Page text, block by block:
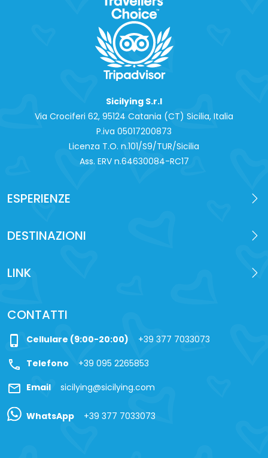
Sicilying S.r.l
Via Crociferi 62, 95124 Catania (CT) Sicilia, Italia
P.iva 0‍5017200873
Licenza T.O. n.101/S9/TUR/Sicilia
Ass. ERV n.64630084-RC17
ESPERIENZE
DESTINAZIONI
LINK
CONTATTI
phone_iphone Cellulare (9:00-20:00) +39 377 7033073
call Telefono +39 095 2265853
mail Email sicilying@sicilying.com
WhatsApp +39 377 7033073